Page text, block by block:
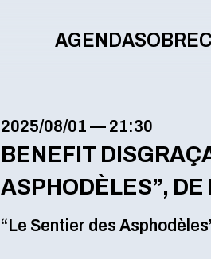
AGENDASOBRE
2025/08/01 — 21:30
BENEFIT
ASPHODÈLES”,
“Le Sentier des